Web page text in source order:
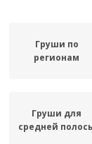
Груши по
регионам
Груши для
средней